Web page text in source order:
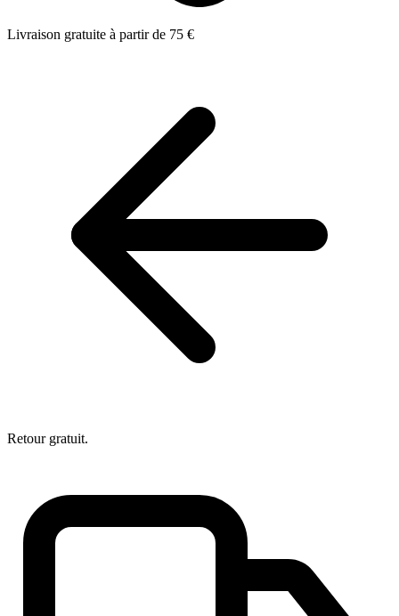
Livraison gratuite à partir de 75 €
Retour gratuit.